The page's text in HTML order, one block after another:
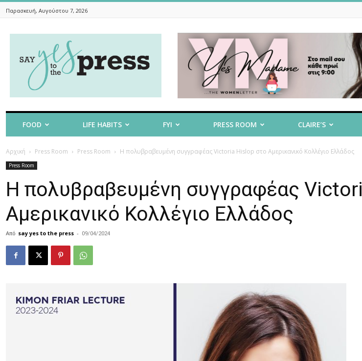
Παρασκευή, Αυγούστου 7, 2026
To
The
FOOD LIFE HABITS FYI PRESS ROOM CLAIRE’S
Αρχική Press Room Press Room Η πολυβραβευμένη συγγραφέας Victoria Hislop στο Αμερικανικό Κολλέγιο Ελλάδος
Press Room
Η πολυβραβευμένη συγγραφέας
Αμερικανικό Κολλέγιο Ελλάδος
Από say yes to the press - 09/04/2024